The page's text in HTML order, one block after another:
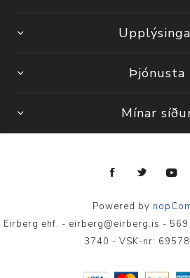
Þjónusta
Mínar
Powered by
Eirberg ehf. - eirberg@eirberg.is -
3740 - VSK-nr: